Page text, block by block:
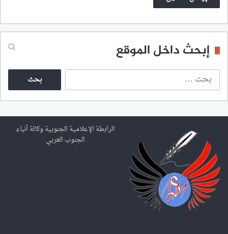
إبحث داخل الموقع
ث
ع
ن
الرابطة الإعلامية الجنوبية وكالة أنباء
الجنوب العربي